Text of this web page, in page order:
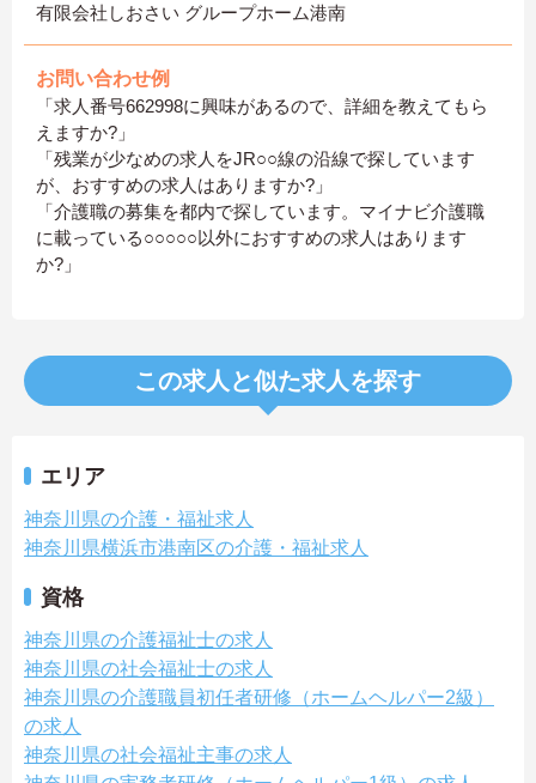
有限会社しおさい グループホーム港南
お問い合わせ例
「求人番号662998に興味があるので、詳細を教えてもら
えますか?」
「残業が少なめの求人をJR○○線の沿線で探しています
が、おすすめの求人はありますか?」
「介護職の募集を都内で探しています。マイナビ介護職
に載っている○○○○○以外におすすめの求人はあります
か?」
この求人と似た求人を探す
エリア
神奈川県の介護・福祉求人
神奈川県横浜市港南区の介護・福祉求人
資格
神奈川県の介護福祉士の求人
神奈川県の社会福祉士の求人
神奈川県の介護職員初任者研修（ホームヘルパー2級）
の求人
神奈川県の社会福祉主事の求人